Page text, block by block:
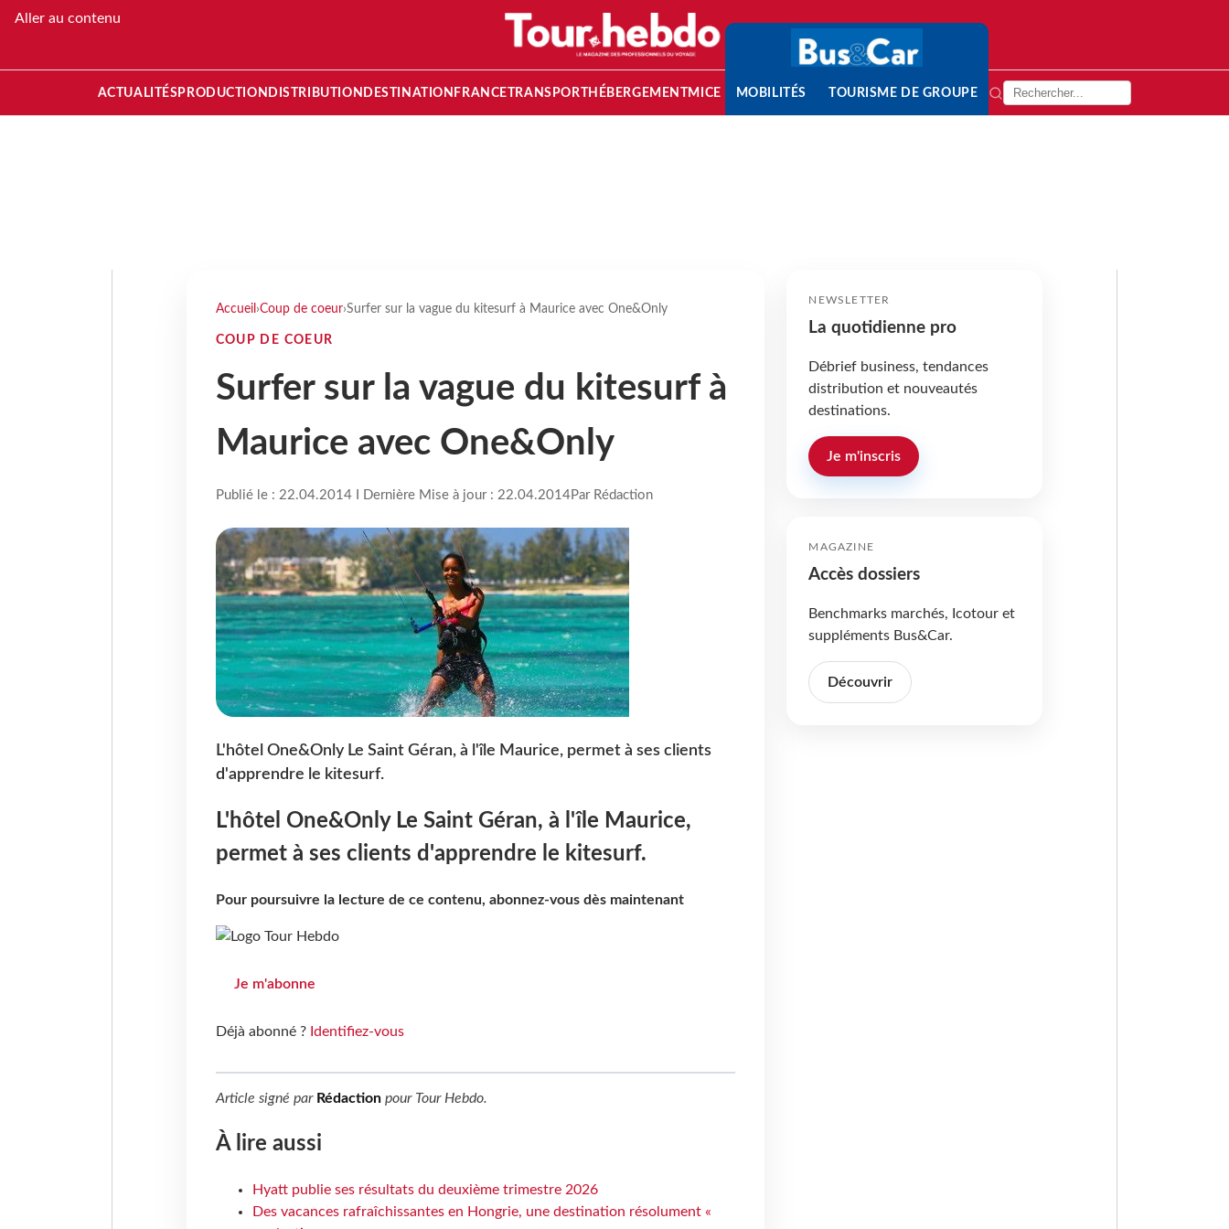
Aller au contenu
ACTUALITÉS PRODUCTION DISTRIBUTION DESTINATION FRANCETRANSPORT HÉBERGEMENTMICE MOBILITÉS TOURISME DE GROUPE
Accueil ›Coup de coeur›Surfer sur la vague du kitesurf à Maurice avec One&Only
COUP DE COEUR
Surfer sur la vague du kitesurf à
Maurice avec One&Only
Publié le : 22.04.2014 I Dernière Mise à jour : 22.04.2014Par Rédaction
L'hôtel One&Only Le Saint Géran, à l'île Maurice, permet à ses clients
d'apprendre le kitesurf.
L'hôtel One&Only Le Saint Géran, à l'île Maurice,
permet à ses clients d'apprendre le kitesurf.
Pour poursuivre la lecture de ce contenu, abonnez-vous dès maintenant
Je m'abonne
Déjà abonné ? Identifiez-vous
Article signé par Rédactionpour Tour Hebdo.
À lire aussi
Hyatt publie ses résultats du deuxième trimestre 2026
Des vacances rafraîchissantes en Hongrie, une destination résolument «
NEWSLETTER
La quotidienne pro
Débrief business, tendances
distribution et nouveautés
destinations.
Je m'inscris
MAGAZINE
Accès dossiers
Benchmarks marchés, Icotour et
suppléments Bus&Car.
Découvrir